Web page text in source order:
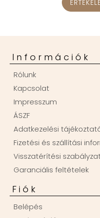
Információk
Rólunk
Kapcsolat
Impresszum
ÁSZF
Adatkezelési
Fizetési és szállítási
Visszatérítési
Garanciális feltételek
Fiók
Belépés